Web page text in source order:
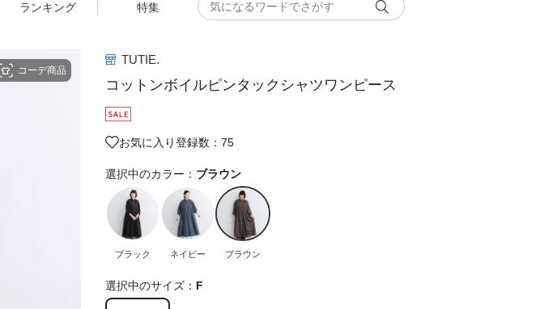
ランキング 特集
コーデ商品
TUTIE.
コットンボイルピンタックシャツワンピース
お気に入り登録数：75
選択中のカラー： ブラウン
ブラック ネイビー ブラウン
選択中のサイズ： F